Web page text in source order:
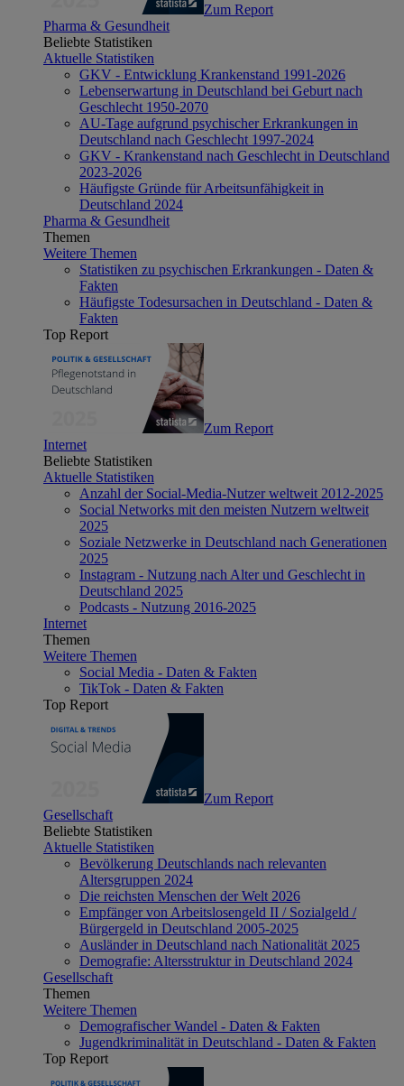
Zum Report
Pharma & Gesundheit
Beliebte Statistiken
Aktuelle Statistiken
GKV - Entwicklung Krankenstand 1991-2026
Lebenserwartung in Deutschland bei Geburt nach
Geschlecht 1950-2070
AU-Tage aufgrund psychischer Erkrankungen in
Deutschland nach Geschlecht 1997-2024
GKV - Krankenstand nach Geschlecht in Deutschland
2023-2026
Häufigste Gründe für Arbeitsunfähigkeit in
Deutschland 2024
Pharma & Gesundheit
Themen
Weitere Themen
Statistiken zu psychischen Erkrankungen - Daten &
Fakten
Häufigste Todesursachen in Deutschland - Daten &
Fakten
Top Report
Zum Report
Internet
Beliebte Statistiken
Aktuelle Statistiken
Anzahl der Social-Media-Nutzer weltweit 2012-2025
Social Networks mit den meisten Nutzern weltweit
2025
Soziale Netzwerke in Deutschland nach Generationen
2025
Instagram - Nutzung nach Alter und Geschlecht in
Deutschland 2025
Podcasts - Nutzung 2016-2025
Internet
Themen
Weitere Themen
Social Media - Daten & Fakten
TikTok - Daten & Fakten
Top Report
Zum Report
Gesellschaft
Beliebte Statistiken
Aktuelle Statistiken
Bevölkerung Deutschlands nach relevanten
Altersgruppen 2024
Die reichsten Menschen der Welt 2026
Empfänger von Arbeitslosengeld II / Sozialgeld /
Bürgergeld in Deutschland 2005-2025
Ausländer in Deutschland nach Nationalität 2025
Demografie: Altersstruktur in Deutschland 2024
Gesellschaft
Themen
Weitere Themen
Demografischer Wandel - Daten & Fakten
Jugendkriminalität in Deutschland - Daten & Fakten
Top Report